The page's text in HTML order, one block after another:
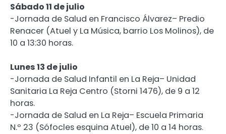
Sábado 11 de julio
-Jornada de Salud en Francisco Álvarez– Predio
Renacer (Atuel y La Música, barrio Los Molinos), de
10 a 13:30 horas.
Lunes 13 de julio
-Jornada de Salud Infantil en La Reja– Unidad
Sanitaria La Reja Centro (Storni 1476), de 9 a 12
horas.
-Jornada de Salud en La Reja– Escuela Primaria
N.º 23 (Sófocles esquina Atuel), de 10 a 14 horas.